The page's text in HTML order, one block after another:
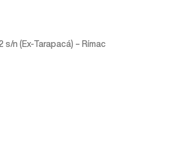
n (Ex-Tarapacá) – Rímac